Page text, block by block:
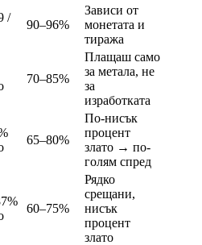
/
90–96%
Зависи от
монетата и
тиража
70–85%
Плащаш само
за метала, не
за
изработката
65–80%
По-нисък
процент
злато → по-
голям спред
60–75%
Рядко
срещани,
нисък
процент
злато